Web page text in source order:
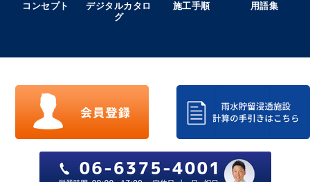
コンセプト
デジタルカタロ
グ
施工手順 用語集